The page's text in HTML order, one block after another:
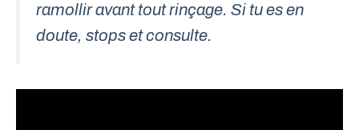
ramollir avant tout rinçage. Si tu es en
doute, stops et consulte.